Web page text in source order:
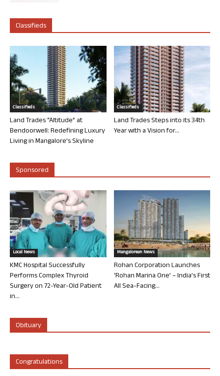
Classifieds
Classifieds
Land Trades “Altitude” at
Bendoorwell: Redefining Luxury
Living in Mangalore’s Skyline
Classifieds
Land Trades Steps into its 34th
Year with a Vision for...
Sponsored
Local News
KMC Hospital Successfully
Performs Complex Thyroid
Surgery on 72-Year-Old Patient
in...
Mangalorean News
Rohan Corporation Launches
‘Rohan Marina One’ – India’s First
All Sea-Facing...
Obituary
Congratulations